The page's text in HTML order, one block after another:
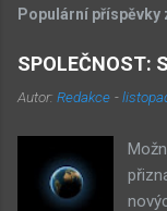
e
n
e
Populární příspěvky
SPOLEČNOST:
Autor: Redakce -